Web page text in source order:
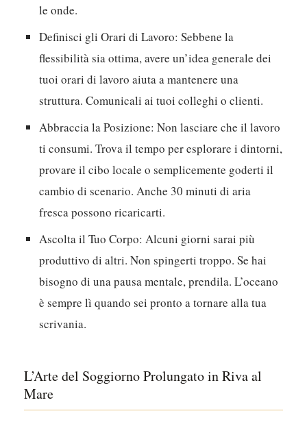
le onde.
Definisci gli Orari di Lavoro: Sebbene la
flessibilità sia ottima, avere un’idea generale dei
tuoi orari di lavoro aiuta a mantenere una
struttura. Comunicali ai tuoi colleghi o clienti.
Abbraccia la Posizione: Non lasciare che il lavoro
ti consumi. Trova il tempo per esplorare i dintorni,
provare il cibo locale o semplicemente goderti il
cambio di scenario. Anche 30 minuti di aria
fresca possono ricaricarti.
Ascolta il Tuo Corpo: Alcuni giorni sarai più
produttivo di altri. Non spingerti troppo. Se hai
bisogno di una pausa mentale, prendila. L’oceano
è sempre lì quando sei pronto a tornare alla tua
scrivania.
L’Arte del Soggiorno Prolungato in Riva al
Mare